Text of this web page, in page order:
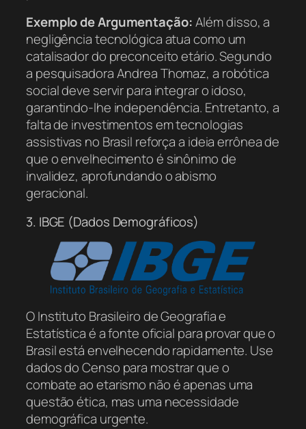
Exemplo de Argumentação:Além disso, a
negligência tecnológica atua como um
catalisador do preconceito etário. Segundo
a pesquisadora Andrea Thomaz, a robótica
social deve servir para integrar o idoso,
garantindo-lhe independência. Entretanto, a
falta de investimentos em tecnologias
assistivas no Brasil reforça a ideia errônea de
que o envelhecimento é sinônimo de
invalidez, aprofundando o abismo
geracional.
3. IBGE (Dados Demográficos)
O Instituto Brasileiro de Geografia e
Estatística é a fonte oficial para provar que o
Brasil está envelhecendo rapidamente. Use
dados do Censo para mostrar que o
combate ao etarismo não é apenas uma
questão ética, mas uma necessidade
demográfica urgente.